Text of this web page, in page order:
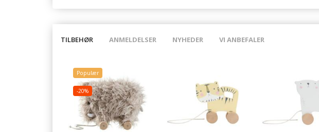
TILBEHØR ANMELDELSER NYHEDER VI ANBEFALER
Populær
-20%